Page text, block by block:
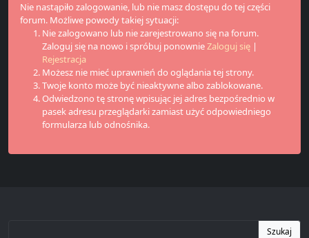
Nie nastąpiło zalogowanie, lub nie masz dostępu do tej części
forum. Możliwe powody takiej sytuacji:
Nie zalogowano lub nie zarejestrowano się na forum.
Zaloguj się na nowo i spróbuj ponownieZaloguj się |
Rejestracja
Możesz nie mieć uprawnień do oglądania tej strony.
Twoje konto może być nieaktywne albo zablokowane.
Odwiedzono tę stronę wpisując jej adres bezpośrednio w
pasek adresu przeglądarki zamiast użyć odpowiedniego
formularza lub odnośnika.
Szukaj